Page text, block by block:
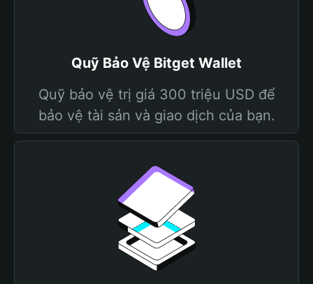
Quỹ Bảo Vệ Bitget Wallet
Quỹ bảo vệ trị giá 300 triệu USD để
bảo vệ tài sản và giao dịch của bạn.